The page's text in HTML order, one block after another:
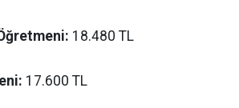
18.480 TL
17.600 TL